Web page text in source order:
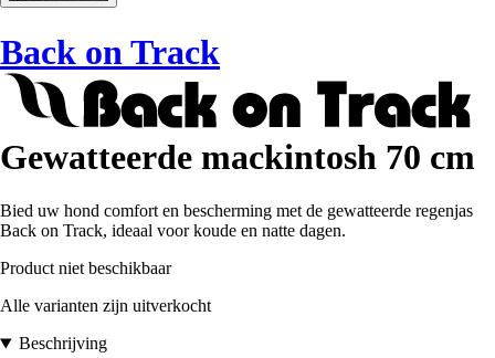
Back on Track
Gewatteerde mackintosh 70 cm
Bied uw hond comfort en bescherming met de gewatteerde regenjas
Back on Track, ideaal voor koude en natte dagen.
Product niet beschikbaar
Alle varianten zijn uitverkocht
Beschrijving